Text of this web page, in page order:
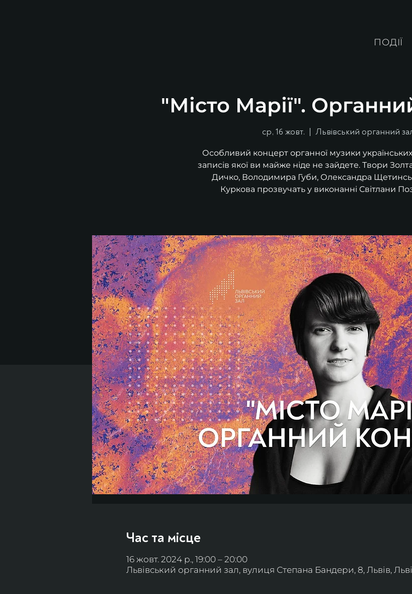
ПОДІЇ
"Місто Марії".
ср, 16 жовт.
  |
Львівський органний
Особливий концерт органної музики
записів якої ви майже ніде не зайдете. Твори
Дичко, Володимира Губи, Олександра
Куркова прозвучать у виконанні Світлани
Час та місце
16 жовт. 2024 р., 19:00 – 20:00
Львівський органний зал, вулиця Степана Бандери, 8, Львів,